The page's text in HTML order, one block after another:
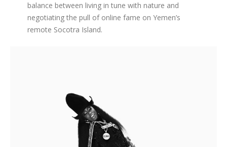
balance between living in tune with nature and
negotiating the pull of online fame on Yemen’s
remote Socotra Island.